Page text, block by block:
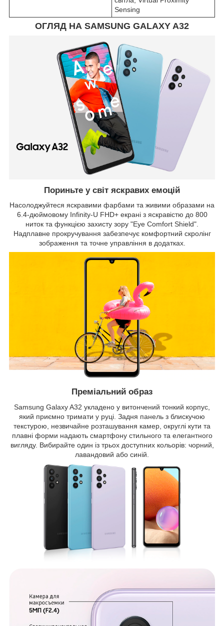
Sensing
ОГЛЯД НА SAMSUNG GALAXY A32
Пориньте у світ яскравих емоцій
Насолоджуйтеся яскравими фарбами та живими образами на
6.4-дюймовому Infinity-U FHD+ екрані з яскравістю до 800
ниток та функцією захисту зору "Eye Comfort Shield".
Надплавне прокручування забезпечує комфортний скролінг
зображення та точне управління в додатках.
Преміальний образ
Samsung Galaxy A32 укладено у витончений тонкий корпус,
який приємно тримати у руці. Задня панель з блискучою
текстурою, незвичайне розташування камер, округлі кути та
плавні форми надають смартфону стильного та елегантного
вигляду. Вибирайте один із трьох доступних кольорів: чорний,
лавандовий або синій.